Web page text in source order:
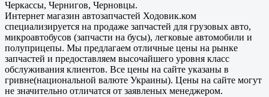
Черкассы, Чернигов, Черновцы.
Интернет магазин автозапчастей Ходовик.ком
специализируется на продаже запчастей для грузовых авто,
микроавтобусов (запчасти на бусы), легковые автомобили и
полуприцепы. Мы предлагаем отличные цены на рынке
запчастей и предоставляем высочайшего уровня класс
обслуживания клиентов. Все цены на сайте указаны в
гривне(национальной валюте Украины). Цены на сайте могут
не значительно отличатся от заявленых менеджером.